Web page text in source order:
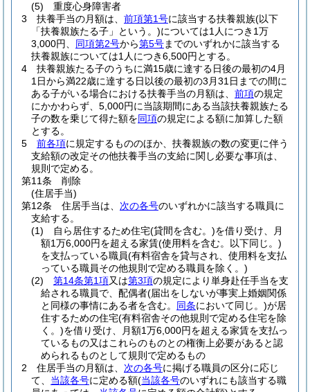
(5)
重度心身障害者
3
扶養手当の月額は、 前項第1号に該当する扶養親族(以下
「扶養親族たる子」という。)については1人につき1万
3,000円、 同項第2号から第5号までのいずれかに該当する
扶養親族については1人につき6,500円とする。
4
扶養親族たる子のうちに満15歳に達する日後の最初の4月
1日から満22歳に達する日以後の最初の3月31日までの間に
ある子がいる場合における扶養手当の月額は、 前項の規定
にかかわらず、5,000円に当該期間にある当該扶養親族たる
子の数を乗じて得た額を同項の規定による額に加算した額
とする。
5
前各項に規定するもののほか、扶養親族の数の変更に伴う
支給額の改定その他扶養手当の支給に関し必要な事項は、
規則で定める。
第11条
削除
(住居手当)
第12条
住居手当は、 次の各号のいずれかに該当する職員に
支給する。
(1)
自ら居住するため住宅(貸間を含む。)を借り受け、月
額1万6,000円を超える家賃(使用料を含む。以下同じ。)
を支払っている職員(有料宿舎を貸与され、使用料を支払
っている職員その他規則で定める職員を除く。)
(2)
第14条第1項又は第3項の規定により単身赴任手当を支
給される職員で、配偶者(届出をしないが事実上婚姻関係
と同様の事情にある者を含む。 同条において同じ。)が居
住するための住宅(有料宿舎その他規則で定める住宅を除
く。)を借り受け、月額1万6,000円を超える家賃を支払っ
ているもの又はこれらのものとの権衡上必要があると認
められるものとして規則で定めるもの
2
住居手当の月額は、 次の各号に掲げる職員の区分に応じ
て、 当該各号に定める額(当該各号のいずれにも該当する職